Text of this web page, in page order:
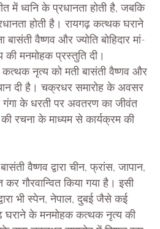
में ध्वनि के प्रधानता होती है, जबकि
होती है। रायगढ़ कत्थक घराने
वैष्णव और ज्योति बोहिदार मां-
मनमोहक प्रस्तुति दी।
कत्थक नृत्य को मती बासंती वैष्णव और
दी है। चक्रधर समारोह के अवसर
गंगा के धरती पर अवतरण का जीवंत
रचना के माध्यम से कार्यक्रम की
वैष्णव द्वारा चीन, फ्रांस, जापान,
गौरवान्वित किया गया है। इसी
भी स्पेन, नेपाल, दुबई जैसे कई
घराने के मनमोहक कत्थक नृत्य की